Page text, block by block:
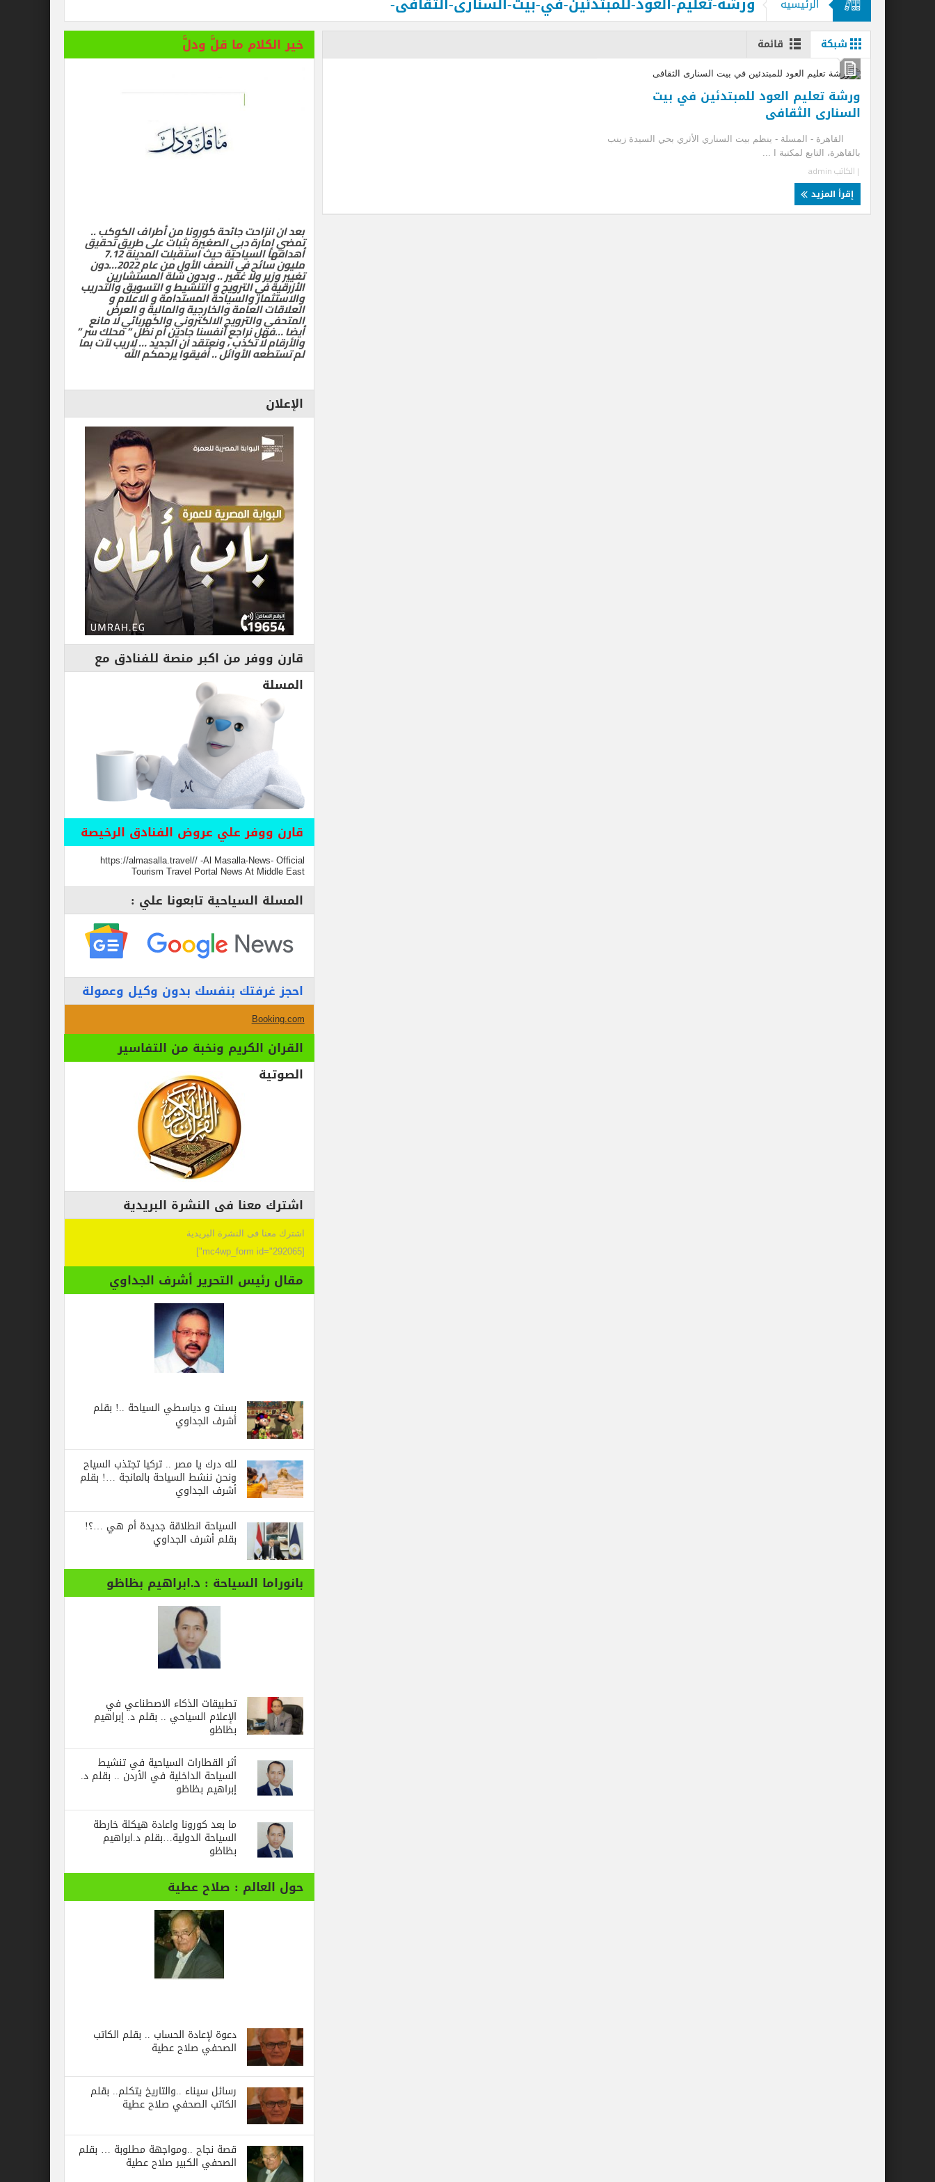
قحت (حمالة الحطب).. العمالة وديمقراطية الدم في السودان .. بقلم الصحفي الكبير محمد عبد القادر
الدفاع عن الحضارة ترفض الرد المستفز لبطلة كليوباترا وتصدر بيانها الثاني
الرئيسيه
شبكة قائمة
ورشة تعليم العود للمبتدئين في بيت
السنارى الثقافى
القاهرة - المسلة - ينظم بيت السناري الأثري بحي السيدة زينب
بالقاهرة، التابع لمكتبة ا ...
| الكاتبadmin
إقرأ المزيد
خير الكلام ما قلَّ ودلَّ
بعد ان انزاحت جائحة كورونا من أطراف الكوكب ..
تمضي إمارة دبي الصغيرة بثبات على طريق تحقيق
أهدافها السياحية حيث استقبلت المدينة 7.12
مليون سائح في النصف الأول من عام 2022…دون
تغيير وزير ولا غفير .. وبدون شلة المستشارين
الأزرقية في الترويج و التنشيط و التسويق والتدريب
والاستثمار والسياحة المستدامة و الاعلام و
العلاقات العامة والخارجية والمالية و العرض
المتحفي والترويج الالكتروني والكهربائي لا مانع
أيضا …فهل نراجع أنفسنا جادين أم نظل ” محلك سر ”
والأرقام لا تكذب ، ونعتقد ان الجديد … لاريب لآت بما
لم تستطعه الأوائل .. أفيقوا يرحمكم الله
الإعلان
قارن ووفر من اكبر منصة للفنادق مع
المسلة
قارن ووفر علي عروض الفنادق الرخيصة
https://almasalla.travel// -Al Masalla-News- Official
Tourism Travel Portal News At Middle East
المسلة السياحية تابعونا علي :
احجز غرفتك بنفسك بدون وكيل وعمولة
Booking.com
القران الكريم ونخبة من التفاسير
الصوتية
اشترك معنا فى النشرة البريدية
اشترك معنا فى النشرة البريدية
[mc4wp_form id="292065"]
مقال رئيس التحرير أشرف الجداوي
بسنت و دياسطي السياحة ..! بقلم
أشرف الجداوي
لله درك يا مصر .. تركيا تجتذب السياح
ونحن ننشط السياحة بالمانجة …! بقلم
أشرف الجداوي
السياحة انطلاقة جديدة أم هي …؟!
بقلم أشرف الجداوي
بانوراما السياحة : د.ابراهيم بظاظو
تطبيقات الذكاء الاصطناعي في
الإعلام السياحي .. بقلم د. إبراهيم
بظاظو
أثر القطارات السياحية في تنشيط
السياحة الداخلية في الأردن .. بقلم د.
إبراهيم بظاظو
ما بعد كورونا واعادة هيكلة خارطة
السياحة الدولية…بقلم د.ابراهيم
بظاظو
حول العالم : صلاح عطية
دعوة لإعادة الحساب .. بقلم الكاتب
الصحفي صلاح عطية
رسائل‭ ‬سيناء‭.. ‬والتاريخ‭ ‬يتكلم.. بقلم
الكاتب الصحفي صلاح عطية
قصة نجاح ..ومواجهة مطلوبة … بقلم
الصحفي الكبير صلاح عطية